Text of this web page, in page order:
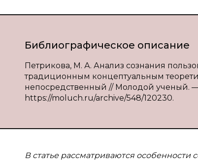
Библиографическое описание
Петрикова, М. А. Анализ сознания
традиционным концептуальным
непосредственный // Молодой ученый.
https://moluch.ru/archive/548/120230.
В статье рассматриваются особенности